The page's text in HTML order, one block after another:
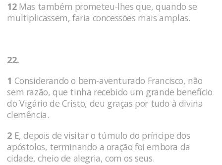
12Mas também prometeu-lhes que, quando se
multiplicassem, faria concessões mais amplas.
22.
1 Considerando o bem-aventurado Francisco, não
sem razão, que tinha recebido um grande benefício
do Vigário de Cristo, deu graças por tudo à divina
clemência.
2 E, depois de visitar o túmulo do príncipe dos
apóstolos, terminando a oração foi embora da
cidade, cheio de alegria, com os seus.